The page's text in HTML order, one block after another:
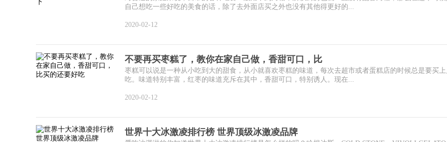
自己想吃一些好吃的美食的话，除了去外面店买之外也没有其他得更好的...
2020-02-12
不要再买枣糕了，教你在家自己做，香甜可口，比
枣糕可以说是一种从小吃到大的甜食，从小就喜欢枣糕的味道，每次去超市或者蛋糕店的时候总是要买
吃。味道特别丰富，红枣的味道充斥在其中，香甜可口，特别诱人。现在...
2020-02-12
世界十大冰激凌排行榜 世界顶级冰激凌品牌